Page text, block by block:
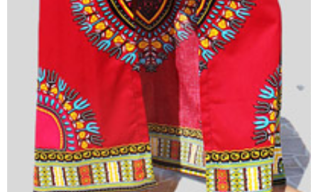
BOUTIQUE EN LIGNE VOIR ICI